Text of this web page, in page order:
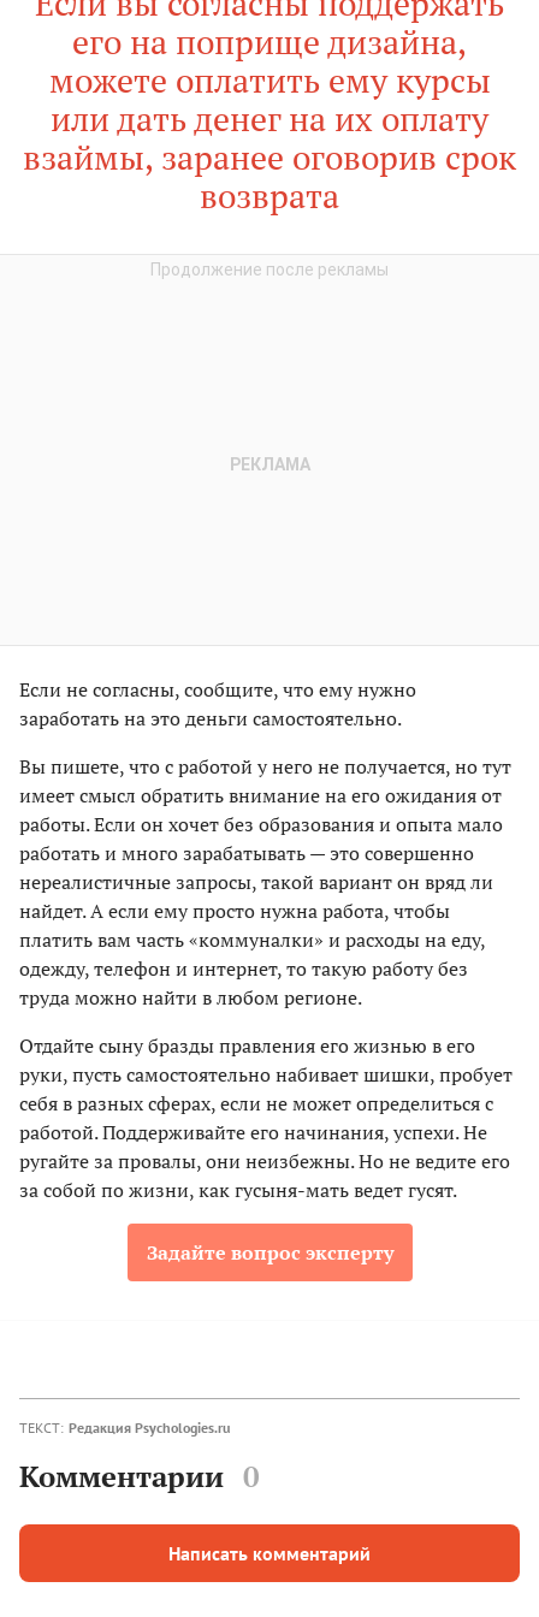
его на поприще дизайна,
можете оплатить ему курсы
или дать денег на их оплату
взаймы, заранее оговорив срок
возврата
Если не согласны, сообщите, что ему нужно
заработать на это деньги самостоятельно.
Вы пишете, что с работой у него не получается, но тут
имеет смысл обратить внимание на его ожидания от
работы. Если он хочет без образования и опыта мало
работать и много зарабатывать — это совершенно
нереалистичные запросы, такой вариант он вряд ли
найдет. А если ему просто нужна работа, чтобы
платить вам часть «коммуналки» и расходы на еду,
одежду, телефон и интернет, то такую работу без
труда можно найти в любом регионе.
Отдайте сыну бразды правления его жизнью в его
руки, пусть самостоятельно набивает шишки, пробует
себя в разных сферах, если не может определиться с
работой. Поддерживайте его начинания, успехи. Не
ругайте за провалы, они неизбежны. Но не ведите его
за собой по жизни, как гусыня-мать ведет гусят.
Задайте вопрос эксперту
ТЕКСТ: Редакция Psychologies.ru
Комментарии 0
Написать комментарий